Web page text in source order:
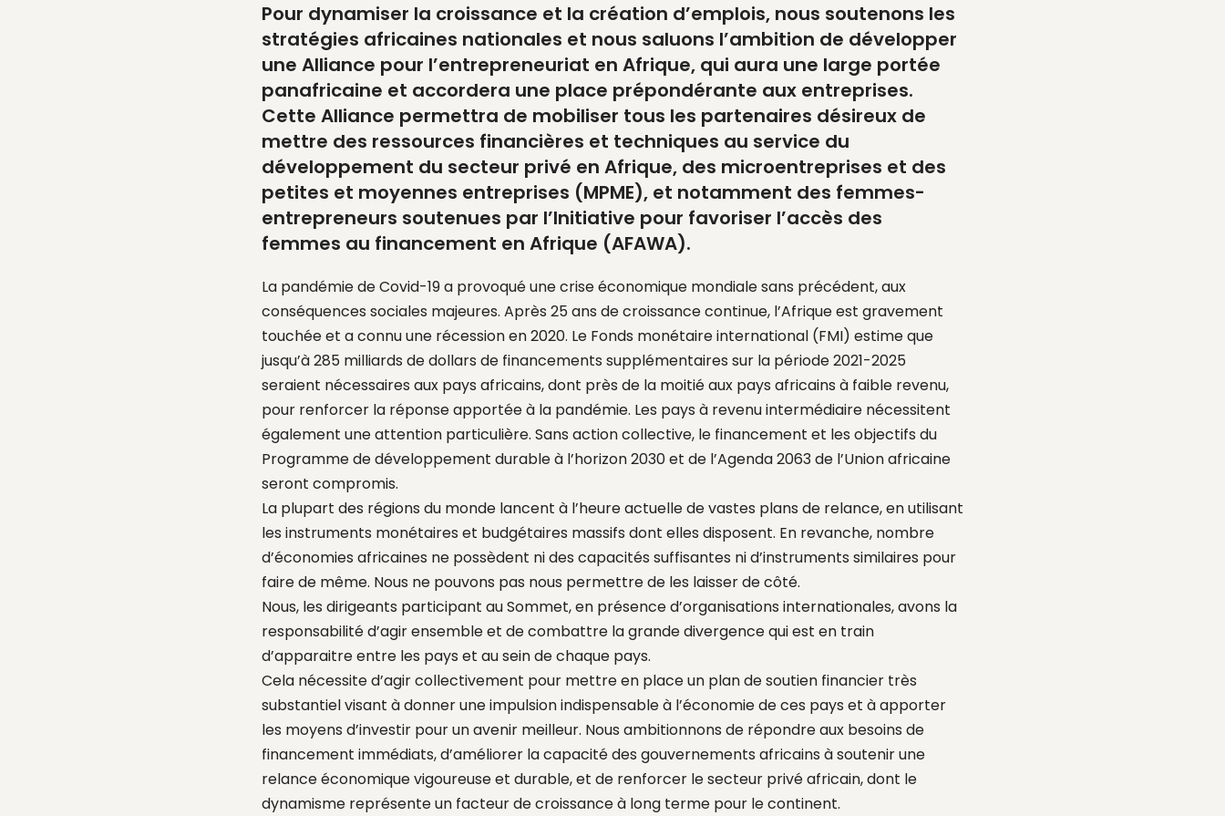
Pour dynamiser la croissance et la création d’emplois, nous soutenons les
stratégies africaines nationales et nous saluons l’ambition de développer
une Alliance pour l’entrepreneuriat en Afrique, qui aura une large portée
panafricaine et accordera une place prépondérante aux entreprises.
Cette Alliance permettra de mobiliser tous les partenaires désireux de
mettre des ressources financières et techniques au service du
développement du secteur privé en Afrique, des microentreprises et des
petites et moyennes entreprises (MPME), et notamment des femmes-
entrepreneurs soutenues par l’Initiative pour favoriser l’accès des
femmes au financement en Afrique (AFAWA).
La pandémie de Covid-19 a provoqué une crise économique mondiale sans précédent, aux
conséquences sociales majeures. Après 25 ans de croissance continue, l’Afrique est gravement
touchée et a connu une récession en 2020. Le Fonds monétaire international (FMI) estime que
jusqu’à 285 milliards de dollars de financements supplémentaires sur la période 2021-2025
seraient nécessaires aux pays africains, dont près de la moitié aux pays africains à faible revenu,
pour renforcer la réponse apportée à la pandémie. Les pays à revenu intermédiaire nécessitent
également une attention particulière. Sans action collective, le financement et les objectifs du
Programme de développement durable à l’horizon 2030 et de l’Agenda 2063 de l’Union africaine
seront compromis.
La plupart des régions du monde lancent à l’heure actuelle de vastes plans de relance, en utilisant
les instruments monétaires et budgétaires massifs dont elles disposent. En revanche, nombre
d’économies africaines ne possèdent ni des capacités suffisantes ni d’instruments similaires pour
faire de même. Nous ne pouvons pas nous permettre de les laisser de côté.
Nous, les dirigeants participant au Sommet, en présence d’organisations internationales, avons la
responsabilité d’agir ensemble et de combattre la grande divergence qui est en train
d’apparaitre entre les pays et au sein de chaque pays.
Cela nécessite d’agir collectivement pour mettre en place un plan de soutien financier très
substantiel visant à donner une impulsion indispensable à l’économie de ces pays et à apporter
les moyens d’investir pour un avenir meilleur. Nous ambitionnons de répondre aux besoins de
financement immédiats, d’améliorer la capacité des gouvernements africains à soutenir une
relance économique vigoureuse et durable, et de renforcer le secteur privé africain, dont le
dynamisme représente un facteur de croissance à long terme pour le continent.